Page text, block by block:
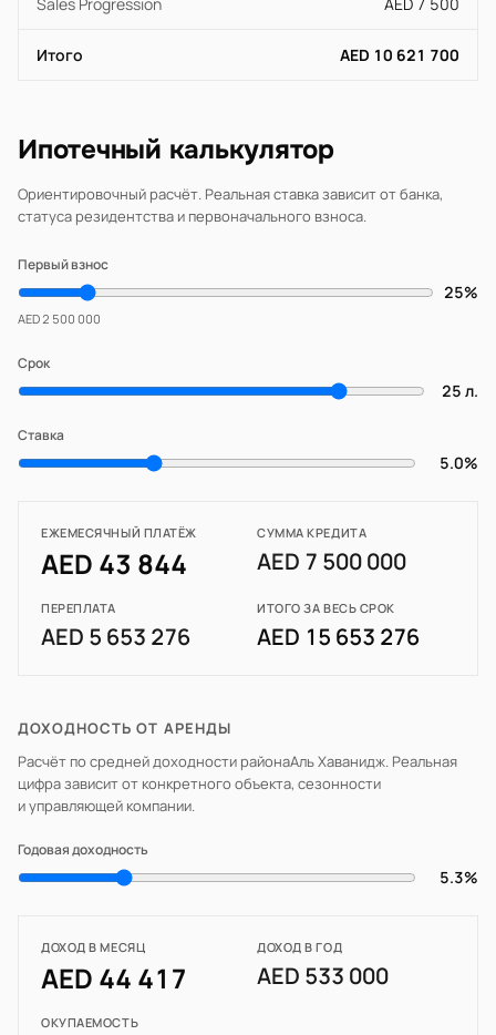
Итого AED 10 621 700
Ипотечный калькулятор
Ориентировочный расчёт. Реальная ставка зависит от банка,
статуса резидентства и первоначального взноса.
Первый взнос
25%
AED 2 500 000
Срок
25 л.
Ставка
5.0%
ЕЖЕМЕСЯЧНЫЙ ПЛАТЁЖ
AED 43 844
СУММА КРЕДИТА
AED 7 500 000
ПЕРЕПЛАТА
AED 5 653 276
ИТОГО ЗА ВЕСЬ СРОК
AED 15 653 276
ДОХОДНОСТЬ ОТ АРЕНДЫ
Расчёт по средней доходности районаАль Хаванидж. Реальная
цифра зависит от конкретного объекта, сезонности
и управляющей компании.
Годовая доходность
5.3%
ДОХОД В МЕСЯЦ
AED 44 417
ДОХОД В ГОД
AED 533 000
ОКУПАЕМОСТЬ